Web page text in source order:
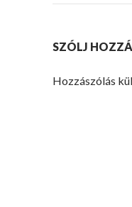
SZÓLJ
Hozzászólás